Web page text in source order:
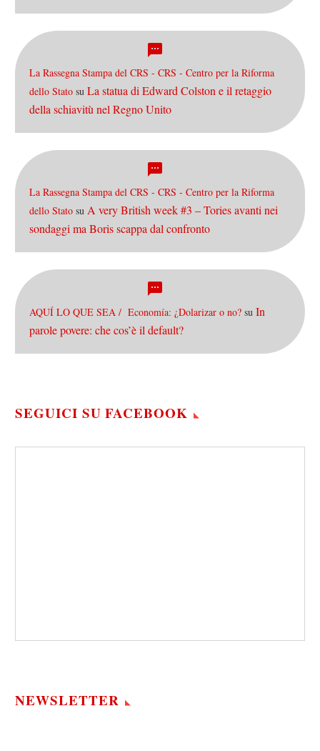
La Rassegna Stampa del CRS - CRS - Centro per la Riforma
dello Stato su La statua di Edward Colston e il retaggio
della schiavitù nel Regno Unito
La Rassegna Stampa del CRS - CRS - Centro per la Riforma
dello Stato su A very British week #3 – Tories avanti nei
sondaggi ma Boris scappa dal confronto
AQUÍ LO QUE SEA / Economía: ¿Dolarizar o no? su In
parole povere: che cos’è il default?
SEGUICI SU FACEBOOK
NEWSLETTER